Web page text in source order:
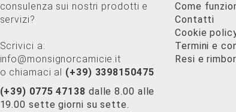
consulenza sui nostri prodotti e
servizi?
Scrivici a:
info@monsignorcamicie.it
o chiamaci al (+39) 3398150475
(+39) 0775 47138 dalle 8.00 alle
19.00 sette giorni su sette.
Come
Contatti
Cookie
Termini e
Resi e